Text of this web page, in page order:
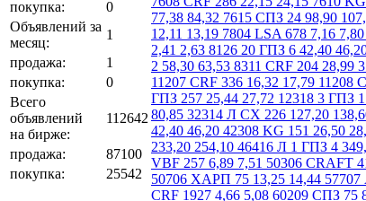
покупка:
0
Объявлений за
месяц:
1
продажа:
1
покупка:
0
Всего
объявлений
на бирже:
112642
продажа:
87100
покупка:
25542